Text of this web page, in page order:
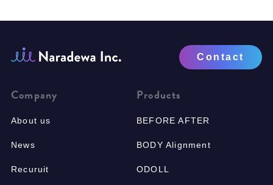
Contact
Company
About us
News
Recuruit
Products
BEFORE AFTER
BODY Alignment
ODOLL